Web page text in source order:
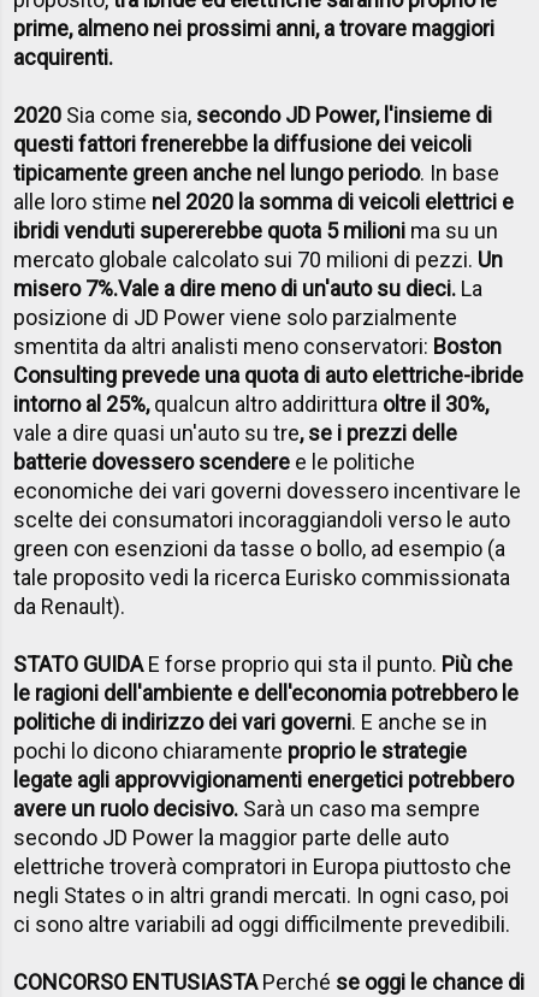
prime, almeno nei prossimi anni, a trovare maggiori
acquirenti.
2020 Sia come sia, secondo JD Power, l'insieme di
questi fattori frenerebbe la diffusione dei veicoli
tipicamente green anche nel lungo periodo. In base
alle loro stime nel 2020 la somma di veicoli elettrici e
ibridi venduti supererebbe quota 5 milioni ma su un
mercato globale calcolato sui 70 milioni di pezzi. Un
misero 7%.Vale a dire meno di un'auto su dieci. La
posizione di JD Power viene solo parzialmente
smentita da altri analisti meno conservatori: Boston
Consulting prevede una quota di auto elettriche-ibride
intorno al 25%,qualcun altro addirittura oltre il 30%,
vale a dire quasi un'auto su tre, se i prezzi delle
batterie dovessero scendere e le politiche
economiche dei vari governi dovessero incentivare le
scelte dei consumatori incoraggiandoli verso le auto
green con esenzioni da tasse o bollo, ad esempio (a
tale proposito vedi la ricerca Eurisko commissionata
da Renault).
STATO GUIDAE forse proprio qui sta il punto. Più che
le ragioni dell'ambiente e dell'economia potrebbero le
politiche di indirizzo dei vari governi. E anche se in
pochi lo dicono chiaramente proprio le strategie
legate agli approvvigionamenti energetici potrebbero
avere un ruolo decisivo. Sarà un caso ma sempre
secondo JD Power la maggior parte delle auto
elettriche troverà compratori in Europa piuttosto che
negli States o in altri grandi mercati. In ogni caso, poi
ci sono altre variabili ad oggi difficilmente prevedibili.
CONCORSO ENTUSIASTAPerché se oggi le chance di